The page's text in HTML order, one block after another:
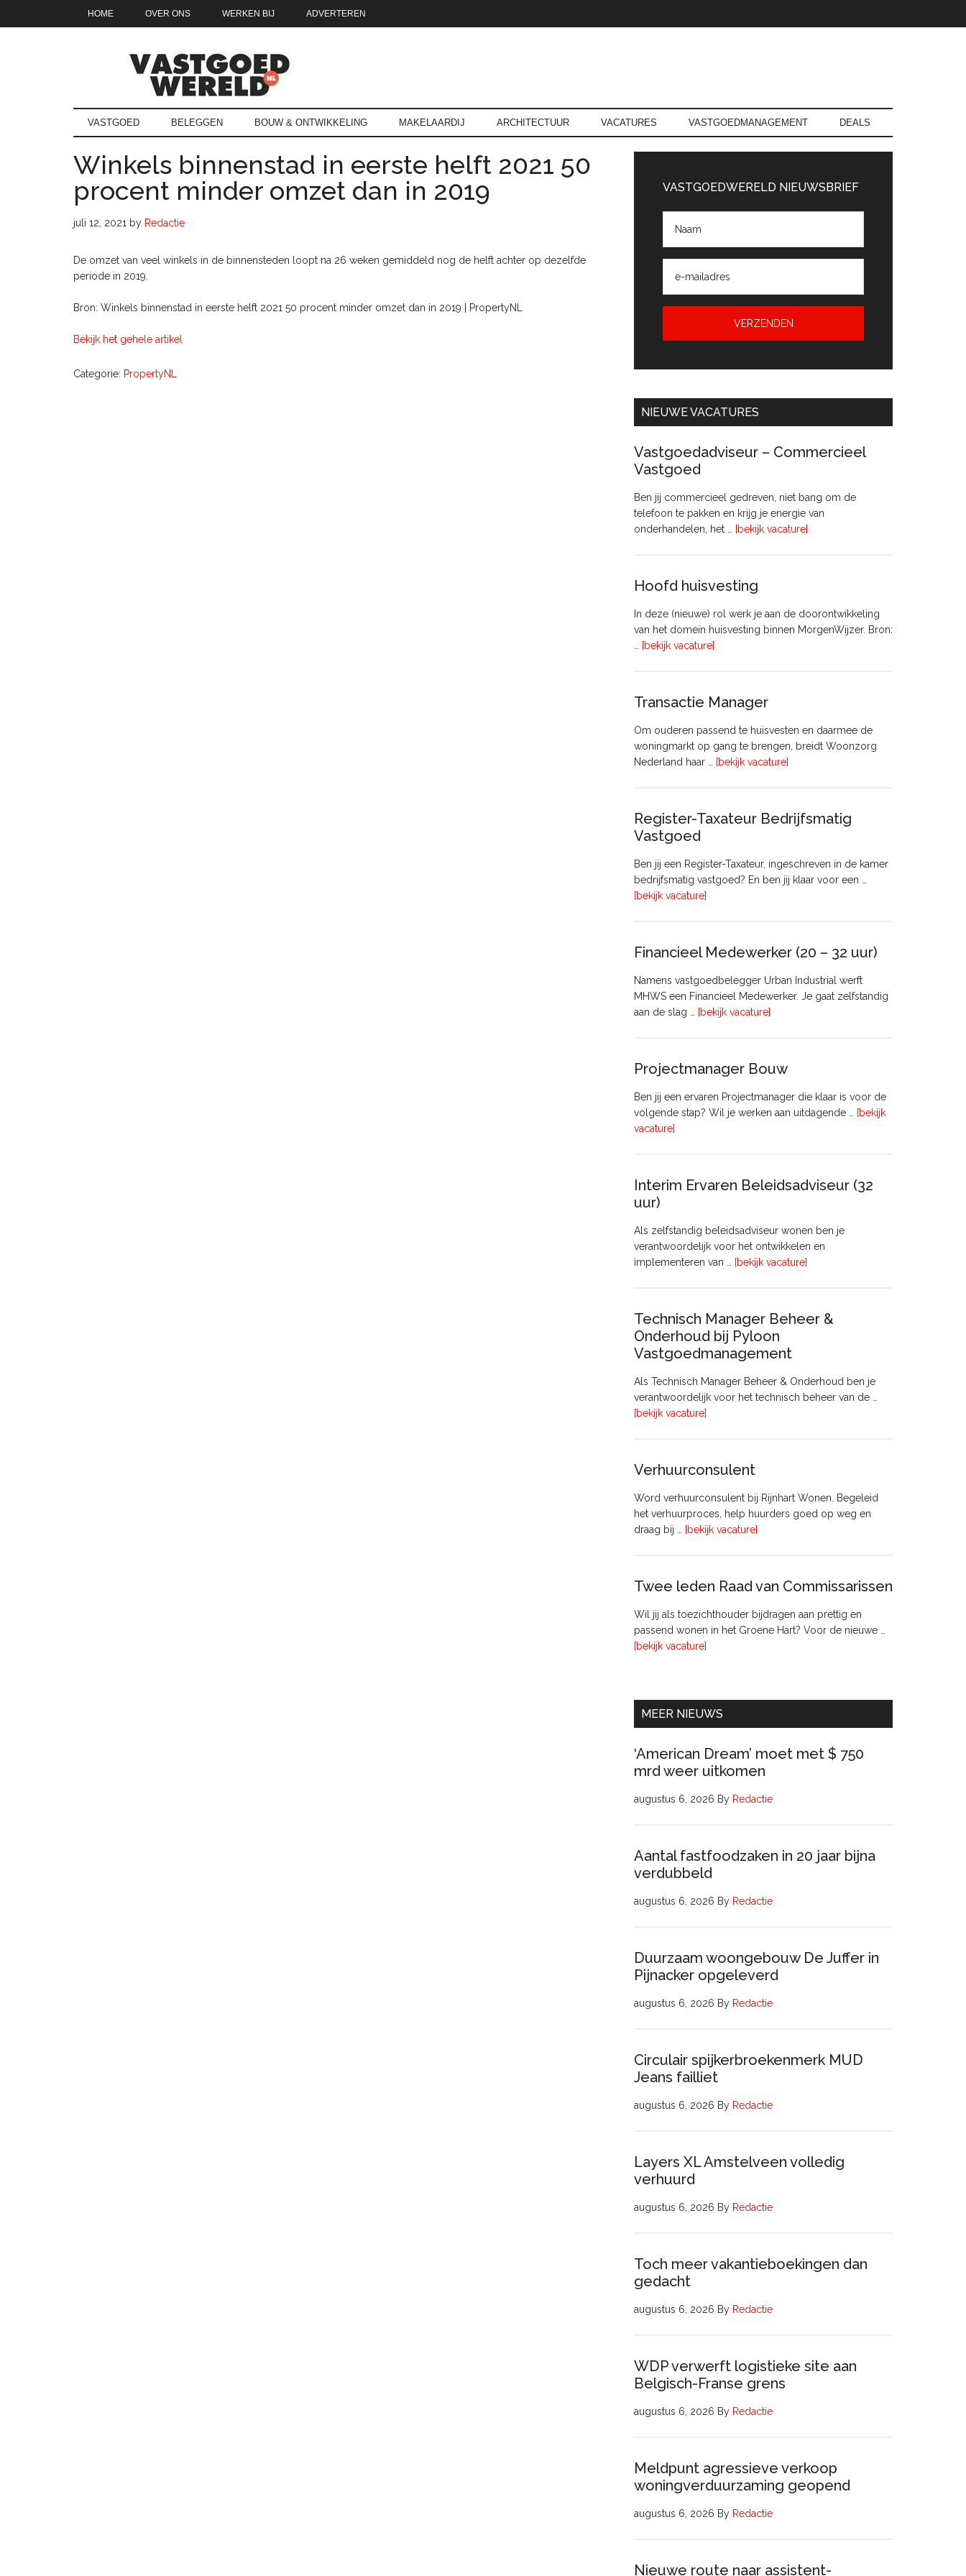
HOME OVER ONS WERKEN BIJ ADVERTEREN
Vastgoedwereld.nl
vastgoedwereld.nl
VASTGOED BELEGGEN BOUW & ONTWIKKELING MAKELAARDIJ ARCHITECTUUR VACATURES VASTGOEDMANAGEMENT DEALS
Winkels binnenstad in eerste helft 2021 50
procent minder omzet dan in 2019
juli 12, 2021 by Redactie
De omzet van veel winkels in de binnensteden loopt na 26 weken gemiddeld nog de helft achter op dezelfde
periode in 2019.
Bron: Winkels binnenstad in eerste helft 2021 50 procent minder omzet dan in 2019 | PropertyNL
Bekijk het gehele artikel
Categorie: PropertyNL
Sidebar
VASTGOEDWERELD NIEUWSBRIEF
NIEUWE VACATURES
Vastgoedadviseur – Commercieel
Vastgoed
Ben jij commercieel gedreven, niet bang om de
telefoon te pakken en krijg je energie van
onderhandelen, het …
[bekijk vacature]
Hoofd huisvesting
In deze (nieuwe) rol werk je aan de doorontwikkeling
van het domein huisvesting binnen MorgenWijzer. Bron:
[bekijk vacature]
Transactie Manager
Om ouderen passend te huisvesten en daarmee de
woningmarkt op gang te brengen, breidt Woonzorg
Nederland haar …
[bekijk vacature]
Register-Taxateur Bedrijfsmatig
Vastgoed
Ben jij een Register-Taxateur, ingeschreven in de kamer
bedrijfsmatig vastgoed? En ben jij klaar voor een …
[bekijk vacature]
Financieel Medewerker (20 – 32 uur)
Namens vastgoedbelegger Urban Industrial werft
MHWS een Financieel Medewerker. Je gaat zelfstandig
aan de slag …
[bekijk vacature]
32
Projectmanager Bouw
Ben jij een ervaren Projectmanager die klaar is voor de
volgende stap? Wil je werken aan uitdagende …
[bekijk
vacature]
Interim Ervaren Beleidsadviseur (32
uur)
Als zelfstandig beleidsadviseur wonen ben je
verantwoordelijk voor het ontwikkelen en
implementeren van …
[bekijk vacature]
uur)
Technisch Manager Beheer &
Onderhoud bij Pyloon
Vastgoedmanagement
Als Technisch Manager Beheer & Onderhoud ben je
verantwoordelijk voor het technisch beheer van de …
[bekijk vacature]
Onderhoud
Pyloon
Vastgoedmanagement
Verhuurconsulent
Word verhuurconsulent bij Rijnhart Wonen. Begeleid
het verhuurproces, help huurders goed op weg en
draag bij …
[bekijk vacature]
Twee leden Raad van Commissarissen
Wil jij als toezichthouder bijdragen aan prettig en
passend wonen in het Groene Hart? Voor de nieuwe …
[bekijk vacature]
Commissarissen
MEER NIEUWS
‘American Dream’ moet met $ 750
mrd weer uitkomen
augustus 6, 2026 By Redactie
Aantal fastfoodzaken in 20 jaar bijna
verdubbeld
augustus 6, 2026 By Redactie
Duurzaam woongebouw De Juffer in
Pijnacker opgeleverd
augustus 6, 2026 By Redactie
Circulair spijkerbroekenmerk MUD
Jeans failliet
augustus 6, 2026 By Redactie
Layers XL Amstelveen volledig
verhuurd
augustus 6, 2026 By Redactie
Toch meer vakantieboekingen dan
gedacht
augustus 6, 2026 By Redactie
WDP verwerft logistieke site aan
Belgisch-Franse grens
augustus 6, 2026 By Redactie
Meldpunt agressieve verkoop
woningverduurzaming geopend
augustus 6, 2026 By Redactie
Nieuwe route naar assistent-